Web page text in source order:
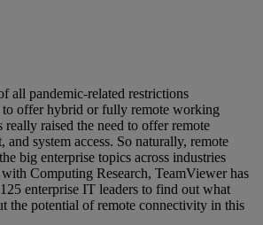
all pandemic-related restrictions
to offer hybrid or fully remote working
really raised the need to offer remote
system access. So naturally, remote
big enterprise topics across industries
Computing Research, TeamViewer has
enterprise IT leaders to find out what
the potential of remote connectivity in this